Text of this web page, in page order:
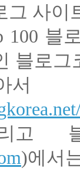
그 사이
100 블
블로
블
)에서